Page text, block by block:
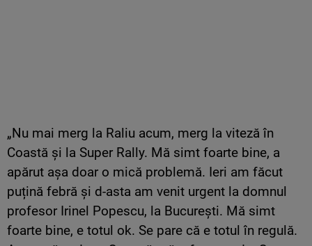
„Nu mai merg la Raliu acum, merg la viteză în
Coastă și la Super Rally. Mă simt foarte bine, a
apărut așa doar o mică problemă. Ieri am făcut
puțină febră și d-asta am venit urgent la domnul
profesor Irinel Popescu, la București. Mă simt
foarte bine, e totul ok. Se pare că e totul în regulă.